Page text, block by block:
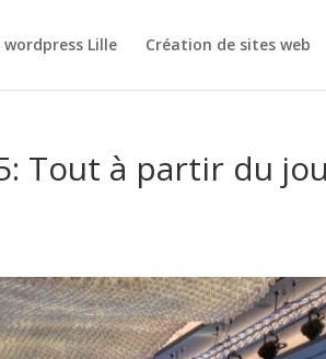
wordpress Lille Création de sites web
Tout à partir du